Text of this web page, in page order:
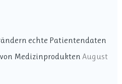
echte Patientendaten
Medizinprodukten August